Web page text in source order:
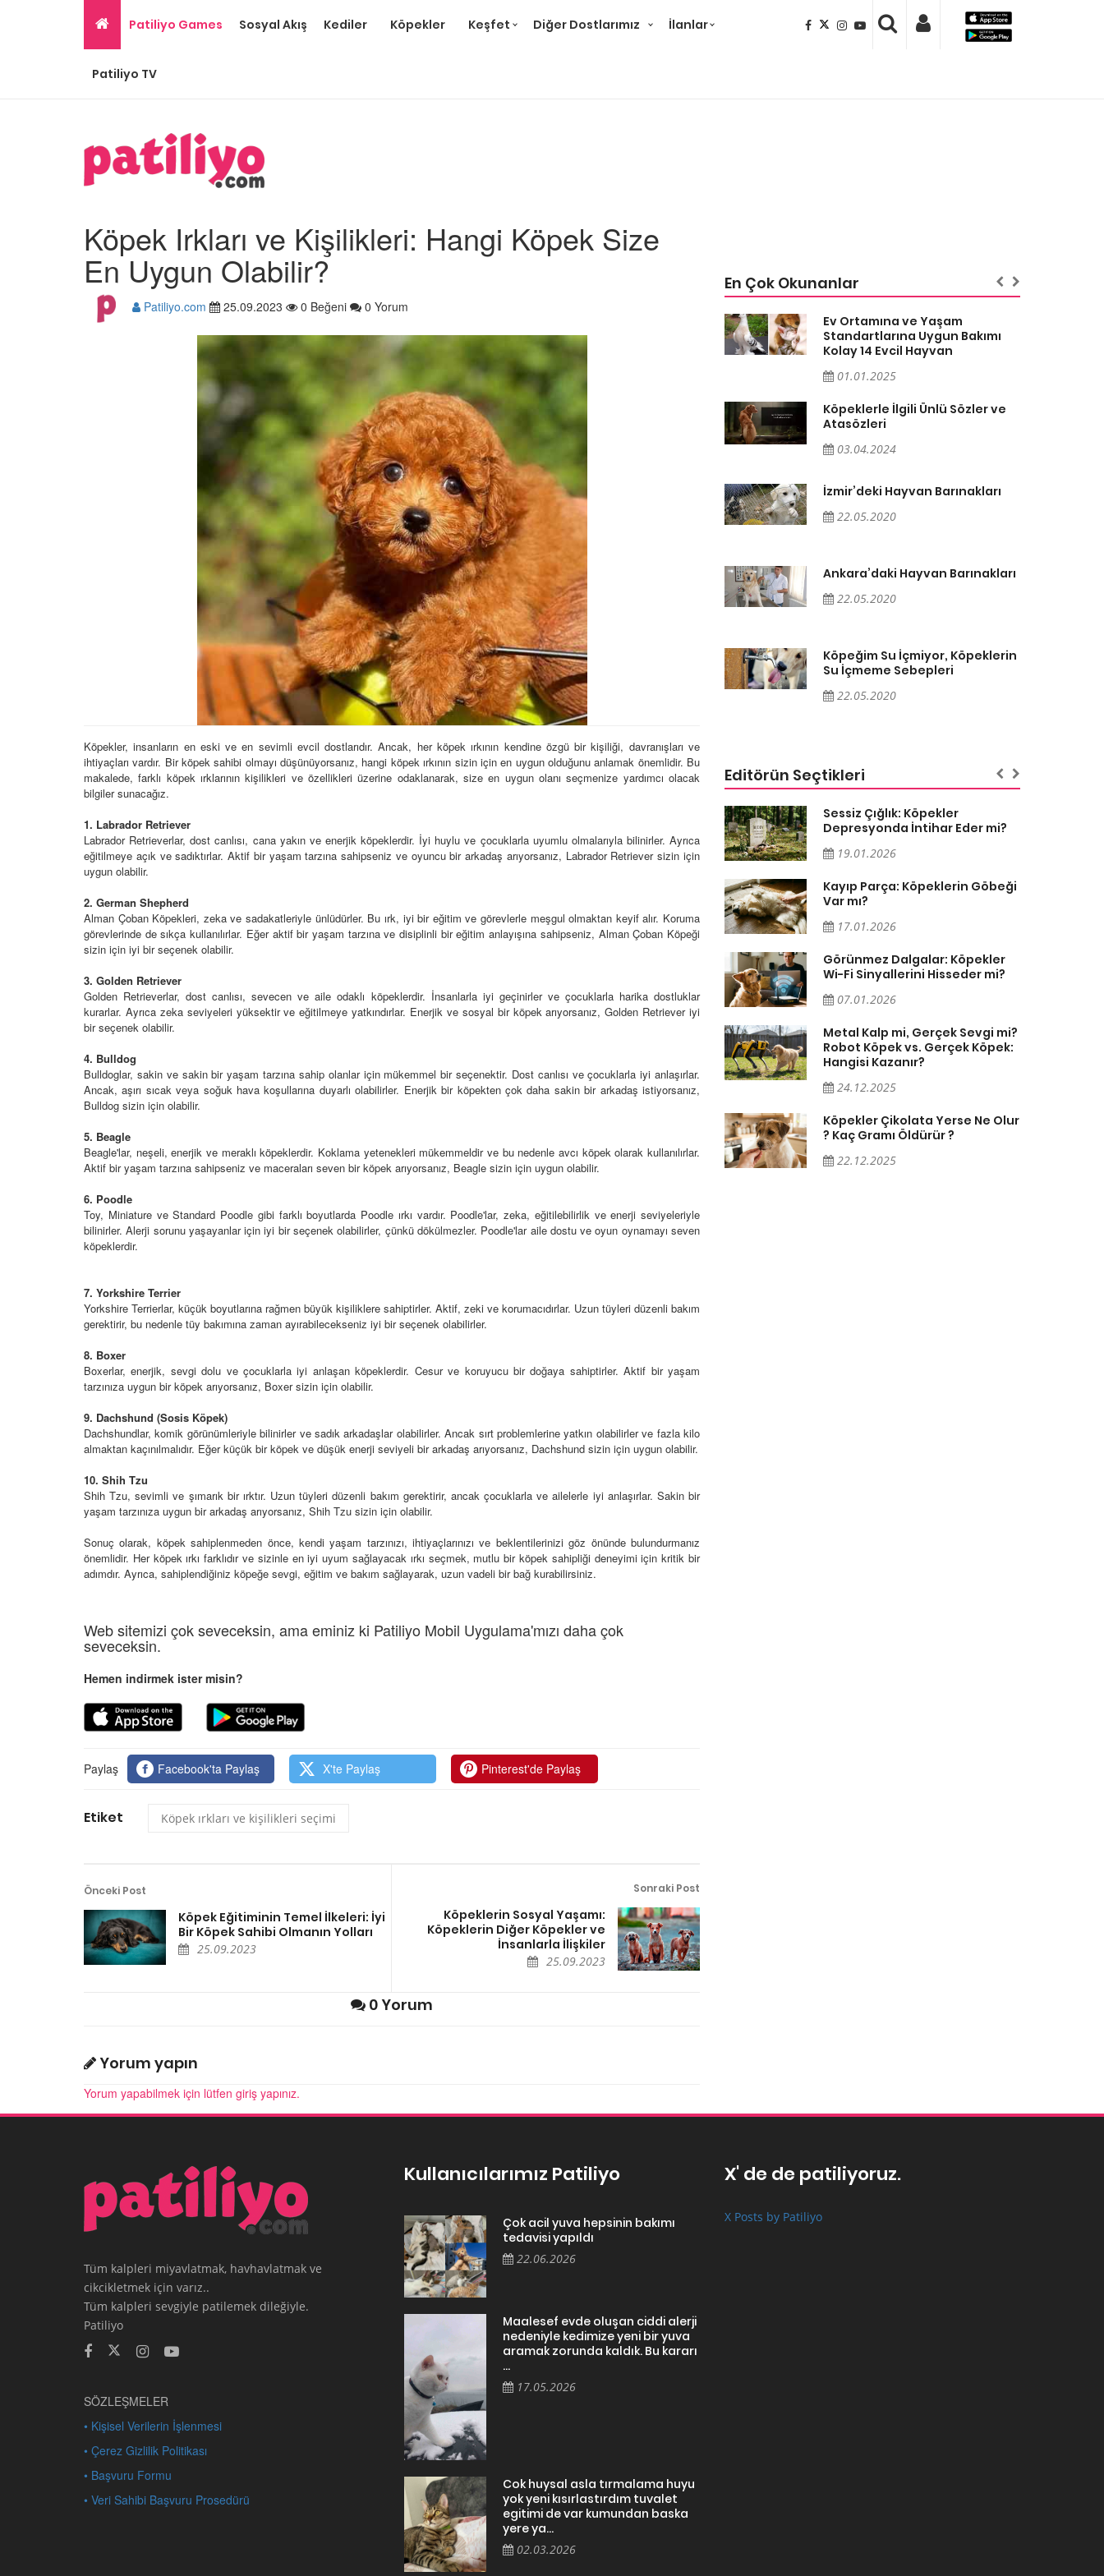
Patiliyo Games Sosyal Akış Kediler Köpekler Keşfet Diğer Dostlarımız İlanlar
Patiliyo TV
Köpek Irkları ve Kişilikleri: Hangi Köpek Size
En Uygun Olabilir?
Patiliyo.com 25.09.2023 0 Beğeni 0 Yorum
Köpekler, insanların en eski ve en sevimli evcil dostlarıdır. Ancak, her köpek ırkının kendine özgü bir kişiliği, davranışları ve
ihtiyaçları vardır. Bir köpek sahibi olmayı düşünüyorsanız, hangi köpek ırkının sizin için en uygun olduğunu anlamak önemlidir. Bu
makalede, farklı köpek ırklarının kişilikleri ve özellikleri üzerine odaklanarak, size en uygun olanı seçmenize yardımcı olacak
bilgiler sunacağız.
1. Labrador Retriever
Labrador Retrieverlar, dost canlısı, cana yakın ve enerjik köpeklerdir. İyi huylu ve çocuklarla uyumlu olmalarıyla bilinirler. Ayrıca
eğitilmeye açık ve sadıktırlar. Aktif bir yaşam tarzına sahipseniz ve oyuncu bir arkadaş arıyorsanız, Labrador Retriever sizin için
uygun olabilir.
2. German Shepherd
Alman Çoban Köpekleri, zeka ve sadakatleriyle ünlüdürler. Bu ırk, iyi bir eğitim ve görevlerle meşgul olmaktan keyif alır. Koruma
görevlerinde de sıkça kullanılırlar. Eğer aktif bir yaşam tarzına ve disiplinli bir eğitim anlayışına sahipseniz, Alman Çoban Köpeği
sizin için iyi bir seçenek olabilir.
3. Golden Retriever
Golden Retrieverlar, dost canlısı, sevecen ve aile odaklı köpeklerdir. İnsanlarla iyi geçinirler ve çocuklarla harika dostluklar
kurarlar. Ayrıca zeka seviyeleri yüksektir ve eğitilmeye yatkındırlar. Enerjik ve sosyal bir köpek arıyorsanız, Golden Retriever iyi
bir seçenek olabilir.
4. Bulldog
Bulldoglar, sakin ve sakin bir yaşam tarzına sahip olanlar için mükemmel bir seçenektir. Dost canlısı ve çocuklarla iyi anlaşırlar.
Ancak, aşırı sıcak veya soğuk hava koşullarına duyarlı olabilirler. Enerjik bir köpekten çok daha sakin bir arkadaş istiyorsanız,
Bulldog sizin için olabilir.
5. Beagle
Beagle'lar, neşeli, enerjik ve meraklı köpeklerdir. Koklama yetenekleri mükemmeldir ve bu nedenle avcı köpek olarak kullanılırlar.
Aktif bir yaşam tarzına sahipseniz ve maceraları seven bir köpek arıyorsanız, Beagle sizin için uygun olabilir.
6. Poodle
Toy, Miniature ve Standard Poodle gibi farklı boyutlarda Poodle ırkı vardır. Poodle'lar, zeka, eğitilebilirlik ve enerji seviyeleriyle
bilinirler. Alerji sorunu yaşayanlar için iyi bir seçenek olabilirler, çünkü dökülmezler. Poodle'lar aile dostu ve oyun oynamayı seven
köpeklerdir.
7. Yorkshire Terrier
Yorkshire Terrierlar, küçük boyutlarına rağmen büyük kişiliklere sahiptirler. Aktif, zeki ve korumacıdırlar. Uzun tüyleri düzenli bakım
gerektirir, bu nedenle tüy bakımına zaman ayırabilecekseniz iyi bir seçenek olabilirler.
8. Boxer
Boxerlar, enerjik, sevgi dolu ve çocuklarla iyi anlaşan köpeklerdir. Cesur ve koruyucu bir doğaya sahiptirler. Aktif bir yaşam
tarzınıza uygun bir köpek arıyorsanız, Boxer sizin için olabilir.
9. Dachshund (Sosis Köpek)
Dachshundlar, komik görünümleriyle bilinirler ve sadık arkadaşlar olabilirler. Ancak sırt problemlerine yatkın olabilirler ve fazla kilo
almaktan kaçınılmalıdır. Eğer küçük bir köpek ve düşük enerji seviyeli bir arkadaş arıyorsanız, Dachshund sizin için uygun olabilir.
10. Shih Tzu
Shih Tzu, sevimli ve şımarık bir ırktır. Uzun tüyleri düzenli bakım gerektirir, ancak çocuklarla ve ailelerle iyi anlaşırlar. Sakin bir
yaşam tarzınıza uygun bir arkadaş arıyorsanız, Shih Tzu sizin için olabilir.
Sonuç olarak, köpek sahiplenmeden önce, kendi yaşam tarzınızı, ihtiyaçlarınızı ve beklentilerinizi göz önünde bulundurmanız
önemlidir. Her köpek ırkı farklıdır ve sizinle en iyi uyum sağlayacak ırkı seçmek, mutlu bir köpek sahipliği deneyimi için kritik bir
adımdır. Ayrıca, sahiplendiğiniz köpeğe sevgi, eğitim ve bakım sağlayarak, uzun vadeli bir bağ kurabilirsiniz.
Web sitemizi çok seveceksin, ama eminiz ki Patiliyo Mobil Uygulama'mızı daha çok
seveceksin.
Hemen indirmek ister misin?
Paylaş Facebook'ta Paylaş X'te Paylaş Pinterest'de Paylaş
Etiket Köpek ırkları ve kişilikleri seçimi
Önceki Post
Köpek Eğitiminin Temel İlkeleri: İyi
Bir Köpek Sahibi Olmanın Yolları
25.09.2023
Sonraki Post
Köpeklerin Sosyal Yaşamı:
Köpeklerin Diğer Köpekler ve
İnsanlarla İlişkiler
25.09.2023
0 Yorum
Yorum yapın
Yorum yapabilmek için lütfen giriş yapınız.
En Çok Okunanlar
Standartlarına Uygun Bakımı
Kolay 14 Evcil Hayvan
01.01.2025
Köpeklerle İlgili Ünlü Sözler ve
Atasözleri
03.04.2024
İzmir’deki Hayvan Barınakları
22.05.2020
Ankara’daki Hayvan Barınakları
22.05.2020
Köpeğim Su İçmiyor, Köpeklerin
Su İçmeme Sebepleri
22.05.2020
Standartlarına Uygun Bakımı
Kolay 14 Evcil Hayvan
01.01.2025
Köpeklerle İlgili Ünlü Sözler ve
Atasözleri
03.04.2024
İzmir’deki Hayvan Barınakları
22.05.2020
Ankara’daki Hayvan Barınakları
22.05.2020
Köpeğim Su İçmiyor, Köpeklerin
Su İçmeme Sebepleri
22.05.2020
Ev Ortamına ve Yaşam
Standartlarına Uygun Bakımı
Kolay 14 Evcil Hayvan
01.01.2025
Köpeklerle İlgili Ünlü Sözler ve
Atasözleri
03.04.2024
İzmir’deki Hayvan Barınakları
22.05.2020
Ankara’daki Hayvan Barınakları
22.05.2020
Köpeğim Su İçmiyor, Köpeklerin
Su İçmeme Sebepleri
22.05.2020
Editörün Seçtikleri
Boş Duvara
Görür mü?
Ayrılık Anksiyetesi:
Rehber ve Korunma Yöntemleri
23.10.2025
Köpeklerinin Sürülerdeki
Vazgeçilmez Rolü”
Tarihte Askeri Köpekler ve
Görevleri: Savaş Meydanlarının
Dört Ayaklı Kahramanları
Köpek Sağlığı: “Köpeklerde
Kulak İltihabı: Belirtileri ve
Köpeklerde Kilo Problemleri:
Sağlıklı Zayıflama Yöntemleri
15.10.2025
Yolları
11.10.2025
Sağlıklı Tarifler ve Bilmeniz
Gerekenler
Zeka Geliştirici Oyunlar”
Temiz, İnsanların mı? Bilim Ne
Diyor?
Sessiz Çığlık: Köpekler
Depresyonda İntihar Eder mi?
19.01.2026
Kayıp Parça: Köpeklerin Göbeği
Var mı?
17.01.2026
Görünmez Dalgalar: Köpekler
Wi-Fi Sinyallerini Hisseder mi?
07.01.2026
Metal Kalp mi, Gerçek Sevgi mi?
Robot Köpek vs. Gerçek Köpek:
Hangisi Kazanır?
24.12.2025
Köpekler Çikolata Yerse Ne Olur
? Kaç Gramı Öldürür ?
22.12.2025
Tüm kalpleri miyavlatmak, havhavlatmak ve
cikcikletmek için varız..
Tüm kalpleri sevgiyle patilemek dileğiyle.
Patiliyo
SÖZLEŞMELER
• Kişisel Verilerin İşlenmesi
• Çerez Gizlilik Politikası
• Başvuru Formu
• Veri Sahibi Başvuru Prosedürü
Kullanıcılarımız Patiliyo
Çok acil yuva hepsinin bakımı
tedavisi yapıldı
22.06.2026
Maalesef evde oluşan ciddi alerji
nedeniyle kedimize yeni bir yuva
aramak zorunda kaldık. Bu kararı
...
17.05.2026
Cok huysal asla tırmalama huyu
yok yeni kısırlastırdım tuvalet
egitimi de var kumundan baska
yere ya...
02.03.2026
X' de de patiliyoruz.
X Posts by Patiliyo